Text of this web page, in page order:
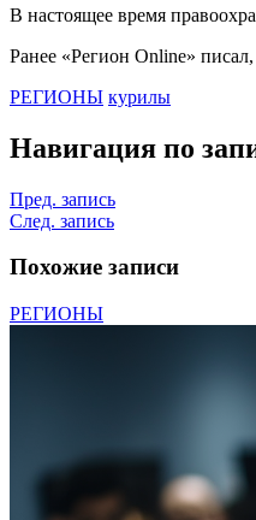
В настоящее время
Ранее «Регион Online»
РЕГИОНЫ курилы
Навигация по
Пред. запись
След. запись
Похожие записи
РЕГИОНЫ